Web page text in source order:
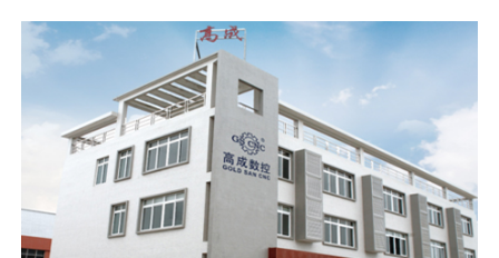
Máy cắt dây đồng
Máy bắn lỗ NZ & CNC
Máy xung điện (EDM)
Máy phay khắc CNC
Phay CNC/ Trung tâm gia công
Máy điêu khắc Gỗ
Máy cưa vòng
Máy Scan 3D
Máy bắn ký tự
Vật Tư Máy Cắt Dây
Vật Tư Máy Bắn Lỗ
Vật Tư Máy Xung (EDM)
Vật Tư Máy CNC
Vật Tư Máy Cắt Tia Nước
Dịch vụ sửa chữa & cải tạo máy
Dịch vụ sửa máy CNC
DV sửa máy cắt dây CNC
Dịch vụ sửa máy cắt dây CNC
Lắp Ráp Thước Quang Học(SINO-WANHAO)
BẢN ĐỒ
LIÊN HỆ